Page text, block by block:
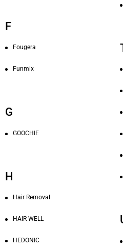
F
Fougera
Funmix
G
GOOCHIE
H
Hair Removal
HAIR WELL
HEDONIC